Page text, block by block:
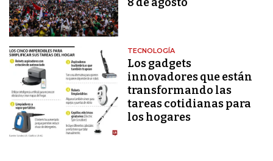
TECNOLOGÍA
Los gadgets
innovadores que están
transformando las
tareas cotidianas para
los hogares